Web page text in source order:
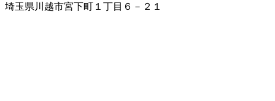
埼玉県川越市宮下町１丁目６－２１